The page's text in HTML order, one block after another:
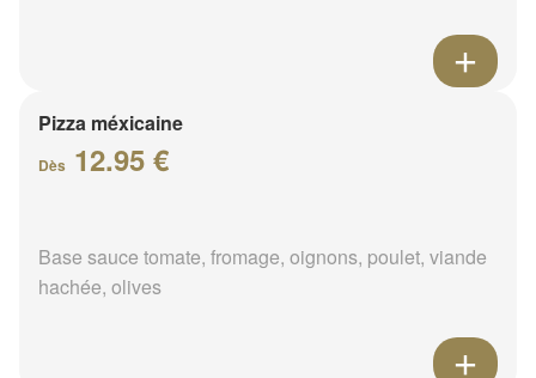
Pizza méxicaine
Dès 12.95 €
Base sauce tomate, fromage, oignons, poulet, viande
hachée, olives